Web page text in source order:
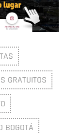
GRATUITOS
BOGOTÁ